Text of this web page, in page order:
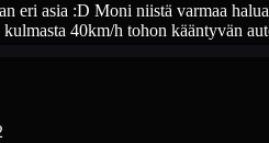
eri asia :D Moni niistä varmaa
40km/h tohon kääntyvän